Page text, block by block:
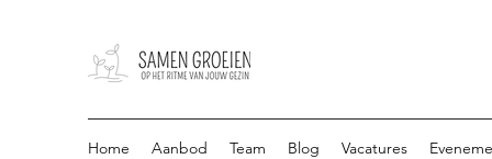
Home Aanbod Team Blog Vacatures